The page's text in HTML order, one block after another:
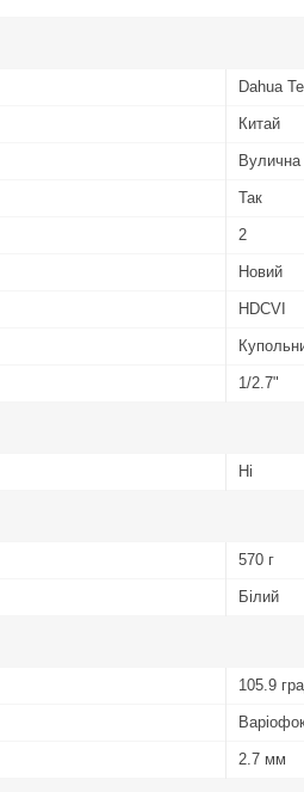
Dahua
Китай
Вулична
Так
2
Новий
HDCVI
1/2.7"
Ні
570 г
Білий
105.9
2.7 мм